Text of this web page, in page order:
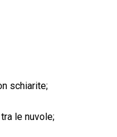
schiarite;
le nuvole;